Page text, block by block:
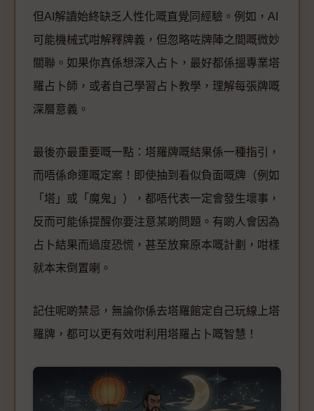
但AI解讀始終缺乏人性化嘅直覺同經驗。例如，AI
可能機械式咁解釋牌義，但忽略咗牌陣之間嘅微妙
關聯。如果你真係想深入占卜，最好都係搵專業塔
羅占卜師，或者自己學習占卜教學，理解每張牌嘅
深層意義。
最後亦最重要嘅一點：塔羅牌嘅結果係一種指引，
而唔係命運嘅定案！即使抽到看似負面嘅牌（例如
「塔」或「魔鬼」），都唔代表一定會發生壞事，
反而可能係提醒你要注意某啲問題。有啲人會因為
占卜結果而過度恐慌，甚至放棄原本嘅計劃，咁樣
就本末倒置喇。
記住呢啲禁忌，無論你係去塔羅館定自己玩線上塔
羅牌，都可以更有效咁利用塔羅占卜嘅智慧！